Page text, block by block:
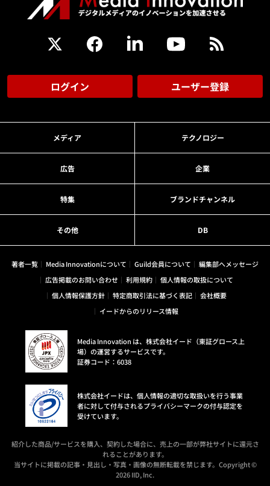
ログイン ユーザー登録
メディア テクノロジー
広告 企業
特集 ブランドチャンネル
その他 DB
著者一覧 Media Innovationについて Guild会員について
編集部へメッセージ
広告掲載のお問い合わせ
利用規約
個人情報の取扱について
個人情報保護方針
特定商取引法に基づく表記
会社概要
イードからのリリース情報
Media Innovation は、株式会社イード（東証グロース上
場）の運営するサービスです。
証券コード：6038
株式会社イードは、個人情報の適切な取扱いを行う事業
者に対して付与されるプライバシーマークの付与認定を
受けています。
紹介した商品/サービスを購入、契約した場合に、売上の一部が弊社サイトに還元さ
れることがあります。
当サイトに掲載の記事・見出し・写真・画像の無断転載を禁じます。Copyright ©
2026 IID, Inc.